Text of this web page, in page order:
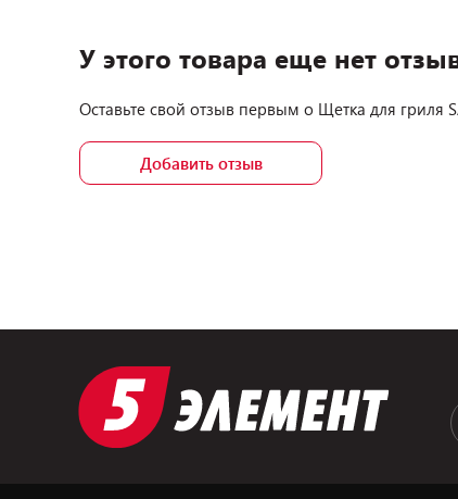
У этого товара еще нет
Оставьте свой отзыв первым о Щетка для гриля
Добавить отзыв